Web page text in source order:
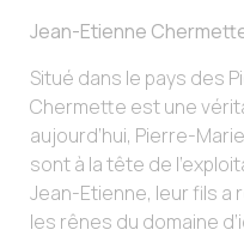
Jean-Etienne
Situé dans le pays des
Chermette est une
aujourd’hui, Pierre-
sont à la tête de
Jean-Etienne, leur fils a
les rênes du domaine